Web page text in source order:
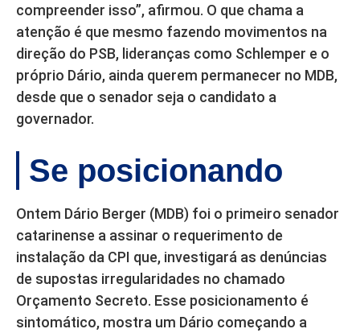
compreender isso”, afirmou. O que chama a
atenção é que mesmo fazendo movimentos na
direção do PSB, lideranças como Schlemper e o
próprio Dário, ainda querem permanecer no MDB,
desde que o senador seja o candidato a
governador.
Se posicionando
Ontem Dário Berger (MDB) foi o primeiro senador
catarinense a assinar o requerimento de
instalação da CPI que, investigará as denúncias
de supostas irregularidades no chamado
Orçamento Secreto. Esse posicionamento é
sintomático, mostra um Dário começando a